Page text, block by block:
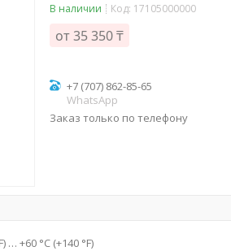
В наличии Код: 17105000000
от35 350 ₸
+7 (707) 862-85-65
WhatsApp
Заказ только по телефону
+60 °C (+140 °F)